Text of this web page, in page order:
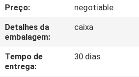
CONTROLE
DE
QUALIDADE
CONTACTE-
Preço:
negotiable
Detalhes da
embalagem:
caixa
Tempo de
entrega:
30 dias